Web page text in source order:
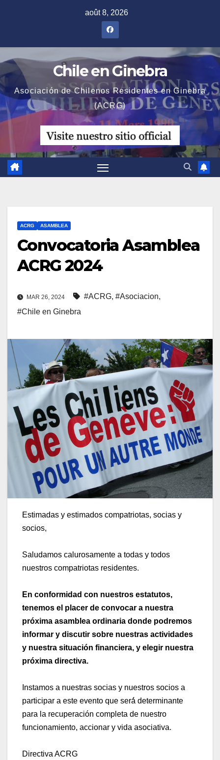
août 8, 2026
Chile en Ginebra
Asociación de Chilenos Residentes en Ginebra
(ACRG)
ACRG ASAMBLEA
Convocatoria Asamblea
ACRG 2024
MAR 26, 2024 #ACRG, #Asociacion,
#Chile en Ginebra
Estimadas y estimados compatriotas, socias y
socios,
Saludamos calurosamente a todas y todos
nuestros compatriotas residentes.
En conformidad con nuestros estatutos,
tenemos el placer de convocar a nuestra
próxima asamblea ordinaria donde podremos
informar y discutir sobre nuestras actividades
y nuestra situación financiera, y elegir nuestra
próxima directiva.
Instamos a nuestras socias y nuestros socios a
participar a este evento que será́ determinante
para la recuperación completa de nuestro
funcionamiento, accionar y vida asociativa.
Directiva ACRG